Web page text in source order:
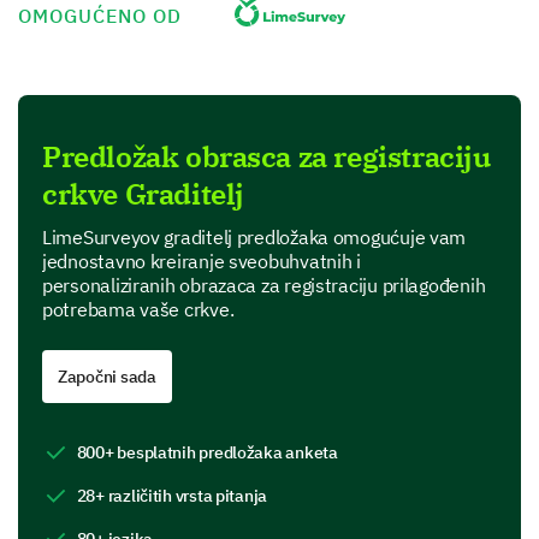
Format: d.m.yyyy
Podijeli svoje preferencije
aktivnostima naše crkve.
Koje termine usluga preferiraš pohađati?
8:00 VM
OMOGUĆENO OD
Predložak obrasca za registraciju
crkve Graditelj
LimeSurveyov graditelj predložaka omogućuje vam
jednostavno kreiranje sveobuhvatnih i
personaliziranih obrazaca za registraciju prilagođenih
potrebama vaše crkve.
Započni sada
800+ besplatnih predložaka anketa
28+ različitih vrsta pitanja